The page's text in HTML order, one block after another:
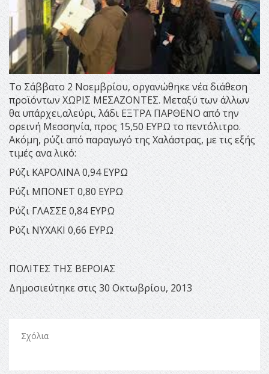
Το Σάββατο 2 Νοεμβρίου, οργανώθηκε νέα διάθεση
προϊόντων ΧΩΡΙΣ ΜΕΣΑΖΟΝΤΕΣ. Μεταξύ των άλλων
θα υπάρχει,αλεύρι, λάδι ΕΞΤΡΑ ΠΑΡΘΕΝΟ από την
ορεινή Μεσσηνία, προς 15,50 ΕΥΡΩ το πεντόλιτρο.
Ακόμη, ρύζι από παραγωγό της Χαλάστρας, με τις εξής
τιμές ανα λικό:
Ρύζι ΚΑΡΟΛΙΝΑ 0,94 ΕΥΡΩ
Ρύζι ΜΠΟΝΕΤ 0,80 ΕΥΡΩ
Ρύζι ΓΛΑΣΣΕ 0,84 ΕΥΡΩ
Ρύζι ΝΥΧΑΚΙ 0,66 ΕΥΡΩ
ΠΟΛΙΤΕΣ ΤΗΣ ΒΕΡΟΙΑΣ
Δημοσιεύτηκε στις 30 Οκτωβρίου, 2013
Σχόλια